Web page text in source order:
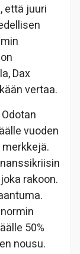
että juuri
Dax
vertaa.
vuoden
rakoon.
50%
nousu.